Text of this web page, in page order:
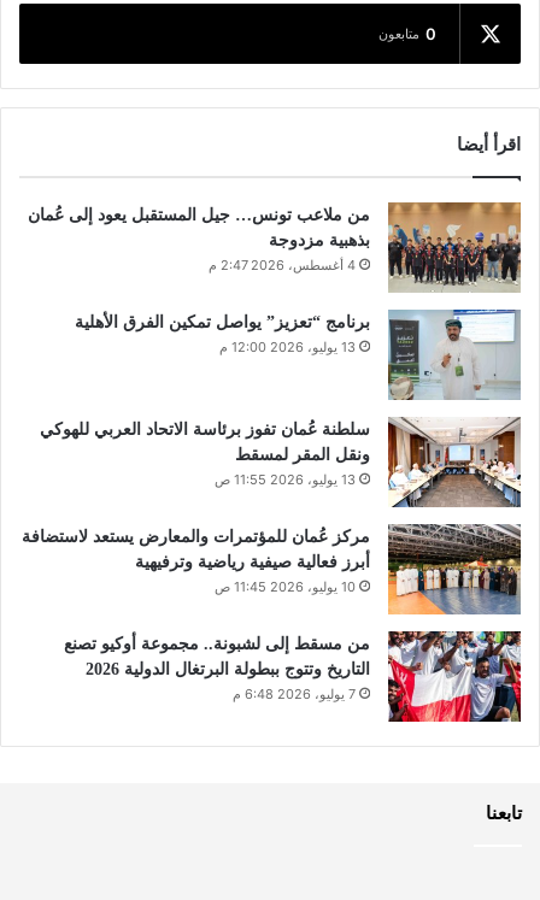
0 متابعون
اقرأ أيضا
من ملاعب تونس… جيل المستقبل يعود إلى عُمان
بذهبية مزدوجة
4 أغسطس، 2026 2:47 م
برنامج “تعزيز” يواصل تمكين الفرق الأهلية
13 يوليو، 2026 12:00 م
سلطنة عُمان تفوز برئاسة الاتحاد العربي للهوكي
ونقل المقر لمسقط
13 يوليو، 2026 11:55 ص
مركز عُمان للمؤتمرات والمعارض يستعد لاستضافة
أبرز فعالية صيفية رياضية وترفيهية
10 يوليو، 2026 11:45 ص
من مسقط إلى لشبونة.. مجموعة أوكيو تصنع
التاريخ وتتوج ببطولة البرتغال الدولية 2026
7 يوليو، 2026 6:48 م
تابعنا